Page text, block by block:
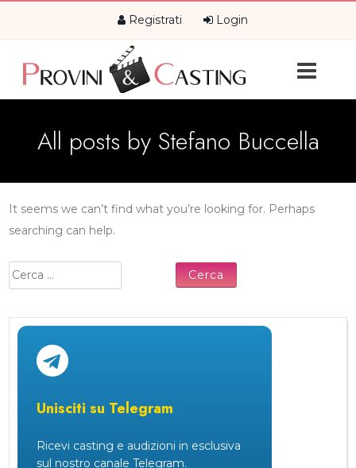
Registrati Login
All posts by Stefano Buccella
It seems we can’t find what you’re looking for. Perhaps
searching can help.
Unisciti su Telegram
Ricevi casting e audizioni in esclusiva
sul nostro canale Telegram.